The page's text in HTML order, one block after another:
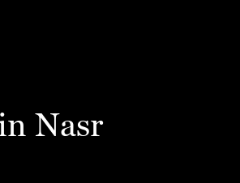
Nasr